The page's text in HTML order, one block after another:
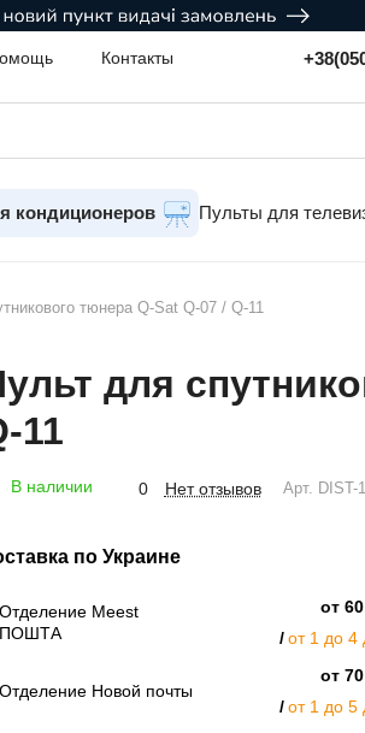
Контакты
кондиционеров Пульты для
тюнера Q-Sat Q-07 / Q-11
для
11
В наличии 0 Нет отзывов Арт. DIST-
по Украине
Отделение Meest
ПОШТА
от
от 1 до 4
Отделение Новой почты
от
от 1 до 5